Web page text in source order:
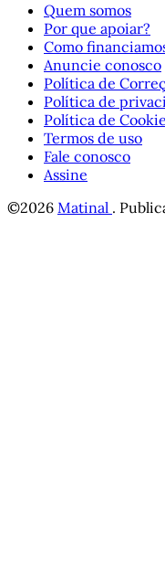
Quem somos
Por que apoiar?
Como
Anuncie conosco
Política de
Política de
Política de
Termos de uso
Fale conosco
Assine
©2026 Matinal .